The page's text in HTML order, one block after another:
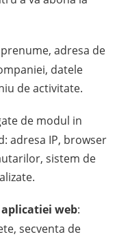
adresa de
datele
de activitate.
de modul in
adresa IP, browser
sistem de
aplicatiei web:
secventa de